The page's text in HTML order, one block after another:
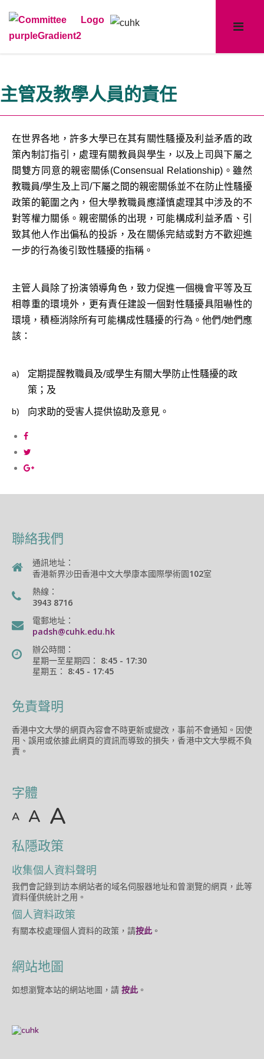
主管及教學人員的責任
在世界各地，許多大學已在其有關性騷擾及利益矛盾的政
策內制訂指引，處理有關教員與學生，以及上司與下屬之
間雙方同意的親密關係(Consensual Relationship)。雖然
教職員/學生及上司/下屬之間的親密關係並不在防止性騷擾
政策的範圍之內，但大學教職員應謹慎處理其中涉及的不
對等權力關係。親密關係的出現，可能構成利益矛盾、引
致其他人作出偏私的投訴，及在關係完結或對方不歡迎進
一步的行為後引致性騷擾的指稱。
主管人員除了扮演領導角色，致力促進一個機會平等及互
相尊重的環境外，更有責任建設一個對性騷擾具阻嚇性的
環境，積極消除所有可能構成性騷擾的行為。他們/她們應
該：
a)
定期提醒教職員及/或學生有關大學防止性騷擾的政
策；及
b) 向求助的受害人提供協助及意見。
聯絡我們
通訊地址：
香港新界沙田香港中文大學康本國際學術園102室
熱線：
3943 8716
電郵地址：
padsh@cuhk.edu.hk
辦公時間：
星期一至星期四： 8:45 - 17:30
星期五： 8:45 - 17:45
免責聲明
香港中文大學的網頁內容會不時更新或變改，事前不會通知。因使
用、誤用或依據此網頁的資訊而導致的損失，香港中文大學概不負
責。
字體
A A A
私隱政策
收集個人資料聲明
我們會記錄到訪本網站者的域名伺服器地址和曾瀏覽的網頁，此等
資料僅供統計之用。
個人資料政策
有關本校處理個人資料的政策，請按此 。
網站地圖
如想瀏覽本站的網站地圖，請 按此 。